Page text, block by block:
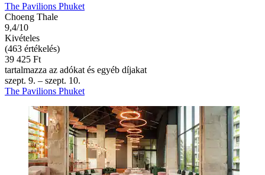
The Pavilions Phuket
Choeng Thale
9,4/10
Kivételes
(463 értékelés)
39 425 Ft
tartalmazza az adókat és egyéb díjakat
szept. 9. – szept. 10.
The Pavilions Phuket